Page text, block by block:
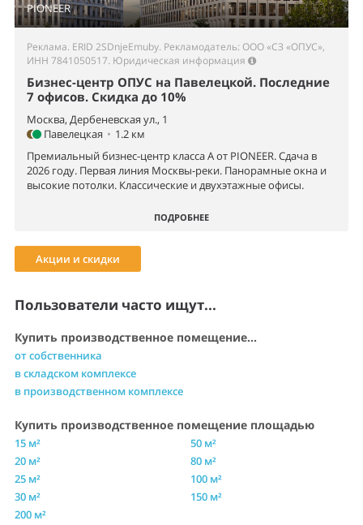
PIONEER
Реклама. ERID 2SDnjeEmuby. Рекламодатель: ООО «СЗ «ОПУС»,
ИНН 7841050517. Юридическая информация
Бизнес-центр ОПУС на Павелецкой. Последние
7 офисов. Скидка до 10%
Москва, Дербеневская ул., 1
Павелецкая • 1.2 км
Премиальный бизнес-центр класса А от PIONEER. Сдача в
2026 году. Первая линия Москвы-реки. Панорамные окна и
высокие потолки. Классические и двухэтажные офисы.
ПОДРОБНЕЕ
Акции и скидки
Пользователи часто ищут...
Купить производственное помещение...
от собственника
в складском комплексе
в производственном комплексе
Купить производственное помещение площадью
15 м²
20 м²
25 м²
30 м²
50 м²
80 м²
100 м²
150 м²
200 м²